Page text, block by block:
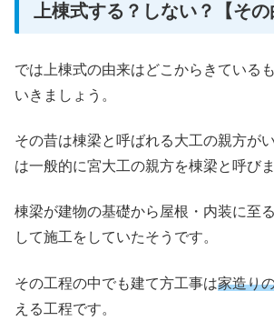
上棟式する？しない？【その
では上棟式の由来はどこからきている
いきましょう。
その昔は棟梁と呼ばれる大工の親方が
は一般的に宮大工の親方を棟梁と呼びま
棟梁が建物の基礎から屋根・内装に至
して施工をしていたそうです。
その工程の中でも建て方工事は家造り
える工程です。